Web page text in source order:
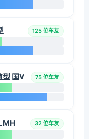
125 位车友
型 国V 75 位车友
32 位车友